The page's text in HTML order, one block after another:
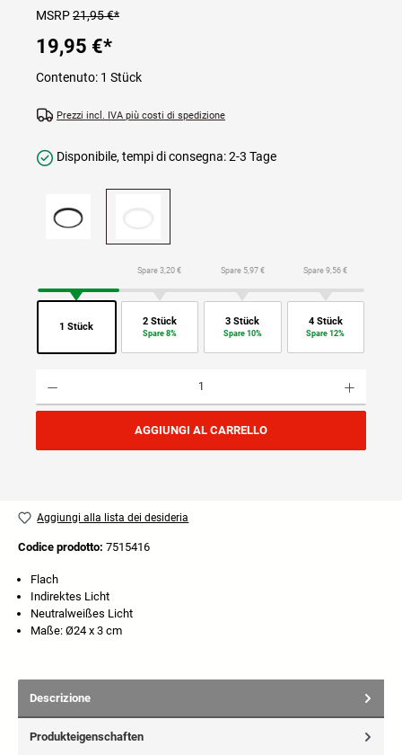
MSRP21,95 €*
19,95 €*
Contenuto: 1 Stück
Prezzi incl. IVA più costi di spedizione
Disponibile, tempi di consegna: 2-3 Tage
1 Stück
Spare 3,20 €
2 Stück
Spare 8%
Spare 5,97 €
3 Stück
Spare 10%
Spare 9,56 €
4 Stück
Spare 12%
AGGIUNGI AL CARRELLO
Aggiungi alla lista dei desideria
Codice prodotto: 7515416
Flach
Indirektes Licht
Neutralweißes Licht
Maße: Ø24 x 3 cm
Descrizione
Produkteigenschaften